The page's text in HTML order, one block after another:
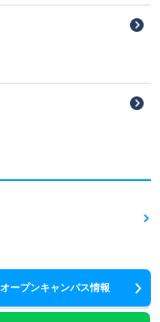
オープンキャンパス情報